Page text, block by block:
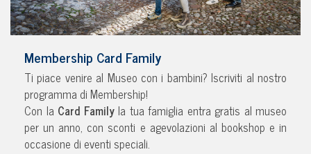
Membership Card Family
Ti piace venire al Museo con i bambini? Iscriviti al nostro
programma di Membership!
Con la Card Familyla tua famiglia entra gratis al museo
per un anno, con sconti e agevolazioni al bookshop e in
occasione di eventi speciali.